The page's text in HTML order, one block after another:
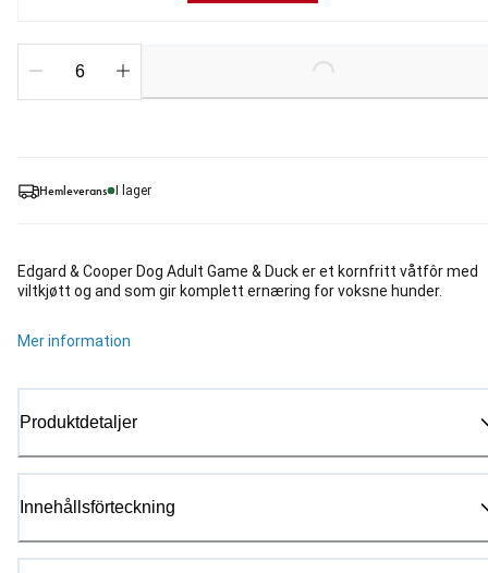
Hemleverans I lager
Edgard & Cooper Dog Adult Game & Duck er et kornfritt våtfôr med
viltkjøtt og and som gir komplett ernæring for voksne hunder.
Mer information
Produktdetaljer
Innehållsförteckning
Loading...